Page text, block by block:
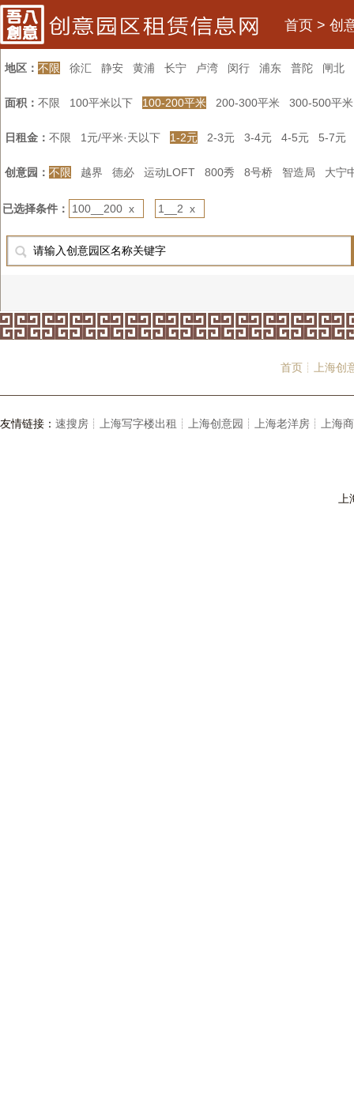
首页 > 创
地区： 不限 徐汇 静安 黄浦 长宁 卢湾 闵行 浦东 普陀 闸北
面积： 不限 100平米以下 100-200平米 200-300平米 300-500平米
日租金： 不限 1元/平米·天以下 1-2元 2-3元 3-4元 4-5元 5-7元
创意园： 不限 越界 德必 运动LOFT 800秀 8号桥 智造局 大宁
已选择条件： 100__200 x 1__2 x
首页┊ 上海
友情链接： 速搜房┊ 上海写字楼出租┊ 上海创意园┊ 上海老洋房┊ 上海